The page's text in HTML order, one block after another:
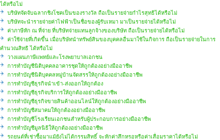
ได้หรือไม่
บริษัทจัดจับฉลากชิงโชคเป็นของรางวัล ถือเป็นรายจ่ายกำไรสุทธิได้หรือไม่
บริษัทจะนำรายจ่ายค่าไฟฟ้าเป็นชื่อของผู้รับเหมา มาเป็นรายจ่ายได้หรือไม่
ค่าภาษีหัก ณ ที่จ่าย ที่บริษัทจ่ายแทนลูกจ้างของบริษัท ถือเป็นรายจ่ายได้หรือไม่
ค่าใช้จ่ายที่เกิดขึ้น เมื่อบริษัทนำทรัพย์สินของบุคคลอื่นมาใช้ในกิจการ ถือเป็นรายจ่ายในการ
คำนวณสิทธิ ได้หรือไม่
วางแผนภาษีแพทย์และโรงพยาบาลเอกชน
การทำบัญชีนิติบุคคลอาคารชุดให้ถูกต้องอย่างมืออาชีพ
การทำบัญชีนิติบุคคลหมู่บ้านจัดสรรให้ถูกต้องอย่างมืออาชีพ
การทำบัญชีธุรกิจนำเข้า-ส่งออกให้ถูกต้อง
การทำบัญชีธุรกิจบริการให้ถูกต้องอย่างมืออาชีพ
การทำบัญชีธุรกิจขายสินค้าออนไลน์ให้ถูกต้องอย่างมืออาชีพ
การทำบัญชีสมาคมให้ถูกต้องอย่างมืออาชีพ
การทำบัญชีโรงเรียนเอกชนสำหรับผู้ประกอบการอย่างมืออาชีพ
การทำบัญชีมูลนิธิให้ถูกต้องอย่างมืออาชีพ
รถยนต์ที่เช่าซื้อมาแม้ยังไม่ได้กรรมสิทธิ์ จะหักค่าสึกหรอหรือค่าเสื่อมราคาได้หรือไม่